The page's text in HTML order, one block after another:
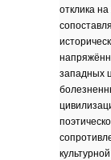
отклика
западных